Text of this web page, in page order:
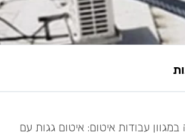
עבודות איטום: איטום גגות עם